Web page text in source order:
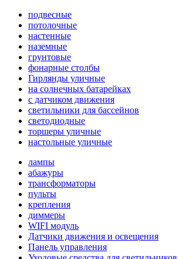
подвесные
потолочные
настенные
наземные
грунтовые
фонарные столбы
Гирлянды уличные
на солнечных батарейках
с датчиком движения
светильники для бассейнов
светодиодные
торшеры уличные
настольные уличные
лампы
абажуры
трансформаторы
пульты
крепления
диммеры
WIFI модуль
Датчики движения и освещения
Панель управления